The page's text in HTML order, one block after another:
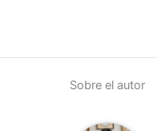
Sobre el autor